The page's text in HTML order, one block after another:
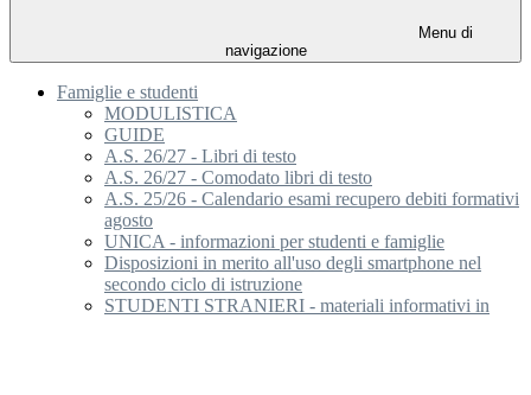
Menu di
navigazione
Famiglie e studenti
MODULISTICA
GUIDE
A.S. 26/27 - Libri di testo
A.S. 26/27 - Comodato libri di testo
A.S. 25/26 - Calendario esami recupero debiti formativi
agosto
UNICA - informazioni per studenti e famiglie
Disposizioni in merito all'uso degli smartphone nel
secondo ciclo di istruzione
STUDENTI STRANIERI - materiali informativi in